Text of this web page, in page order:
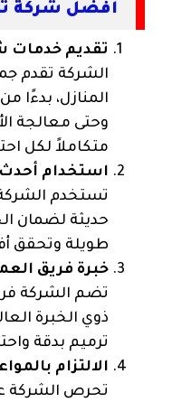
افضل شركة
تقديم خدمات
الشركة تقدم
المنازل، بدءًا
وحتى معالجة
متكاملاً لكل
استخدام أحدث
تستخدم
حديثة لضمان
طويلة وتحقق
خبرة فريق
تضم الشركة
ذوي الخبرة
ترميم بدقة
الالتزام
تحرص الشركة